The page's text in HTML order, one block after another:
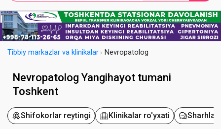
Tibbiy markazlar va klinikalar Nevropatolog
Nevropatolog Yangihayot tumani
Toshkent
Shifokorlar reytingi Klinikalar ro'yxati Sharhlar